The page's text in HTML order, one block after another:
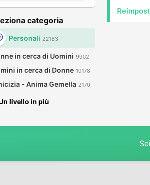
categoria
Personali 22183
in cerca di Uomini 9902
in cerca di Donne 10178
- Anima Gemella 2170
livello in più